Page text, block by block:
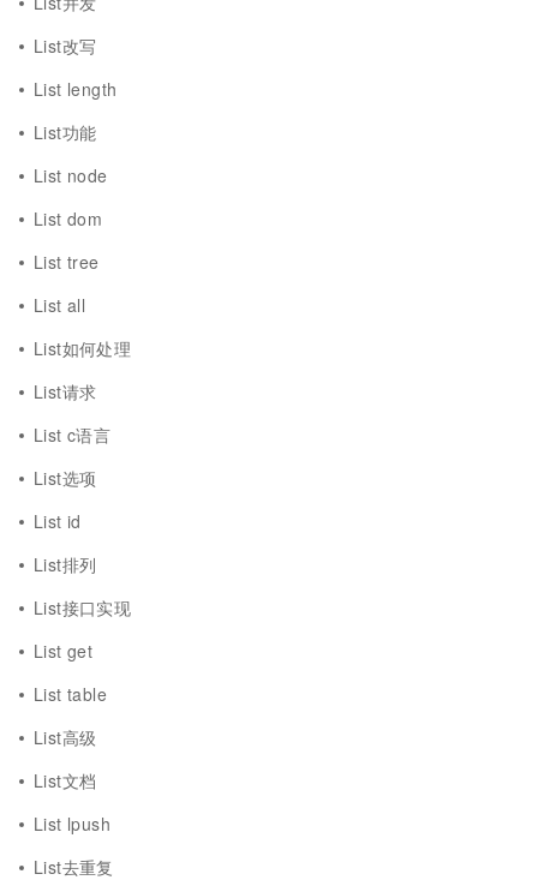
List改写
List length
List功能
List node
List dom
List tree
List all
List如何处理
List请求
List c语言
List选项
List id
List排列
List接口实现
List get
List table
List高级
List文档
List lpush
List去重复